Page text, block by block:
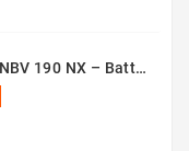
Aspirateur Sans Fil NBV 190 NX – Batterie 36V Professionnel